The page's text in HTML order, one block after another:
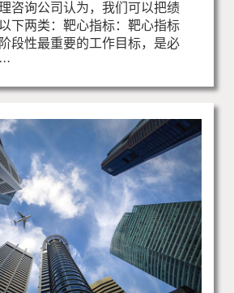
咨询公司认为，我们可以把绩
下两类：靶心指标：靶心指标
段性最重要的工作目标，是必